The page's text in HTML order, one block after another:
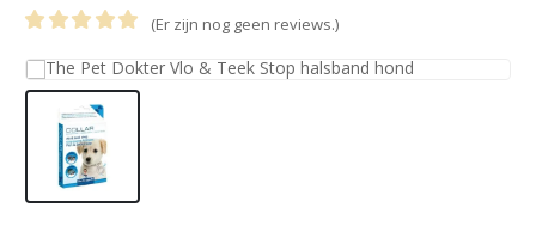
(Er zijn nog geen reviews.)